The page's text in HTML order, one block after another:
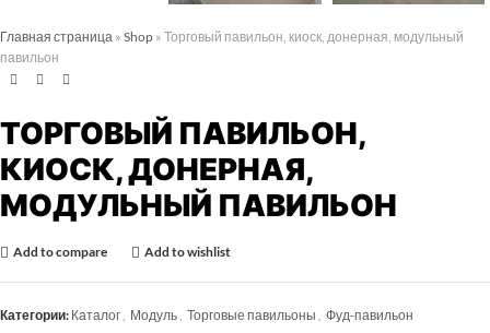
Главная страница » Shop » Торговый павильон, киоск, донерная, модульный
павильон
ТОРГОВЫЙ ПАВИЛЬОН,
КИОСК, ДОНЕРНАЯ,
МОДУЛЬНЫЙ ПАВИЛЬОН
Add to compare Add to wishlist
Категории: Каталог Модуль Торговые павильоны Фуд-павильон